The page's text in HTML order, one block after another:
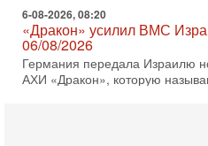
6-08-2026, 08:20
«Дракон» усилил ВМС
06/08/2026
Германия передала Израилю
АХИ «Дракон», которую